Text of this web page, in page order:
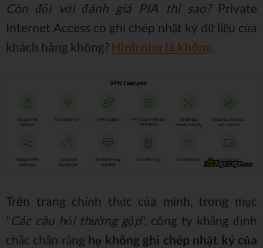
Còn đối với đánh giá PIA thì sao?Private
Internet Access có ghi chép nhật ký dữ liệu của
khách hàng không? Hình như là không.
Trên trang chính thức của mình, trong mục
"Các câu hỏi thường gặp", công ty khẳng định
chắc chắn rằng họ không ghi chép nhật ký của